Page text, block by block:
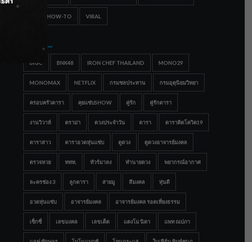
TIPS & HOW-TO VIRAL
BIGC BNK48 IRON CHEF THAILAND MONO29
MONOMAX NETFLIX กรมชลประทาน กรมอุตุนิยมวิทยา
ครอบครัวดารา คุยแซ่บSHOW คู่รัก คู่รักดารา
งานวิวาห์ ดราม่า ดวงประจำวัน ดารา ดาราติดโควิด19
ดาราสาว ดาราอวดหุ่นแซ่บ ดูดวง ดูดวงอาจารย์มงคล
ตรวจหวย ททท. ทัวร์มาลง ทำนายดวง พยากรณ์อากาศ
ละครช่อง 3 ลูกดารา สายมู สีมงคล หุ่นดี
อวดหุ่นแซ่บ อาจารย์มงคล อาจารย์มงคล รอดเที่ยงธรรม
เซ็กซี่ เลขมงคล เลขเด็ด แตงโม นิดา แพท ณปภา